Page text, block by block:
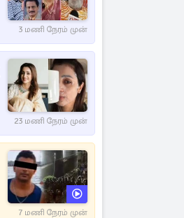
3 மணி நேரம் முன்
23 மணி நேரம் முன்
7 மணி நேரம் முன்